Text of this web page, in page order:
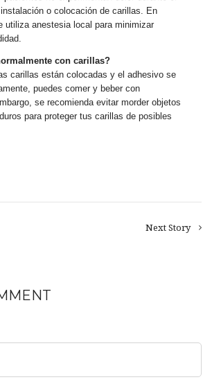
o colocación de carillas. En
utiliza anestesia local para minimizar
con carillas?
carillas están colocadas y el adhesivo se
puedes comer y beber con
se recomienda evitar morder objetos
para proteger tus carillas de posibles
Next Story